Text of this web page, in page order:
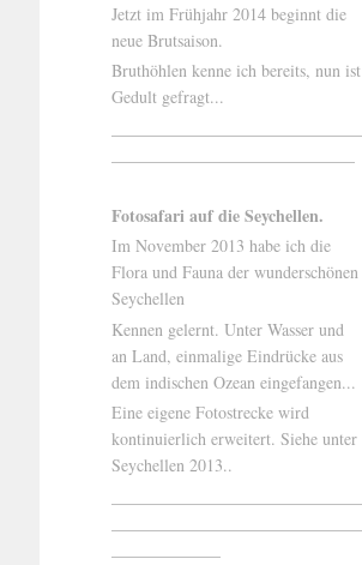
Jetzt im Frühjahr 2014 beginnt die
neue Brutsaison.
Bruthöhlen kenne ich bereits, nun ist
Gedult gefragt...
Fotosafari auf die Seychellen.
Im November 2013 habe ich die
Flora und Fauna der wunderschönen
Seychellen
Kennen gelernt. Unter Wasser und
an Land, einmalige Eindrücke aus
dem indischen Ozean eingefangen...
Eine eigene Fotostrecke wird
kontinuierlich erweitert. Siehe unter
Seychellen 2013..